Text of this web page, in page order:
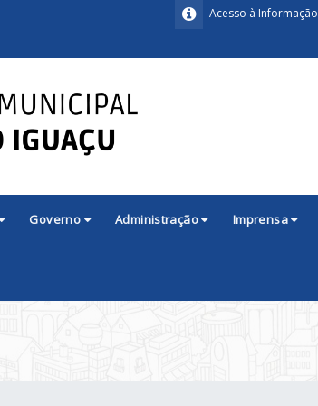
Acesso à Informação
Governo Administração Imprensa